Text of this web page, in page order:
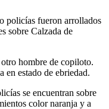
policías fueron arrollados
sobre Calzada de
hombre de copiloto.
en estado de ebriedad.
se encuentran sobre
color naranja y a